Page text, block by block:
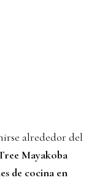
alrededor del
Mayakoba
de cocina en